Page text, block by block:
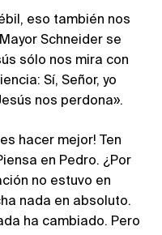
eso también nos
Schneider se
sólo nos mira con
Sí, Señor, yo
nos perdona».
hacer mejor! Ten
en Pedro. ¿Por
no estuvo en
nada en absoluto.
ha cambiado. Pero